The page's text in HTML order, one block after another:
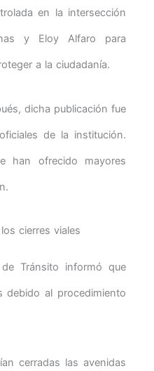
en la intersección
y Eloy Alfaro para
a la ciudadanía.
dicha publicación fue
de la institución.
han ofrecido mayores
cierres viales
Tránsito informó que
debido al procedimiento
cerradas las avenidas